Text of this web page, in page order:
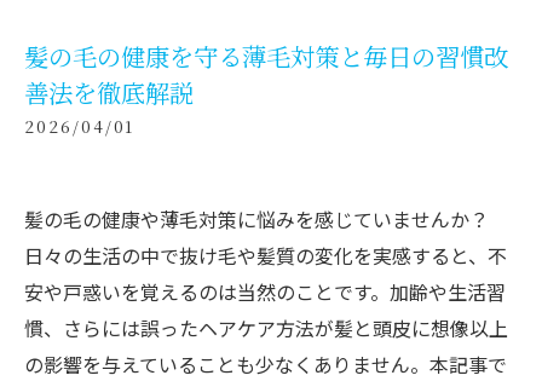
髪の毛の健康を守る薄毛対策と毎日の習慣改
善法を徹底解説
2026/04/01
髪の毛の健康や薄毛対策に悩みを感じていませんか？
日々の生活の中で抜け毛や髪質の変化を実感すると、不
安や戸惑いを覚えるのは当然のことです。加齢や生活習
慣、さらには誤ったヘアケア方法が髪と頭皮に想像以上
の影響を与えていることも少なくありません。本記事で